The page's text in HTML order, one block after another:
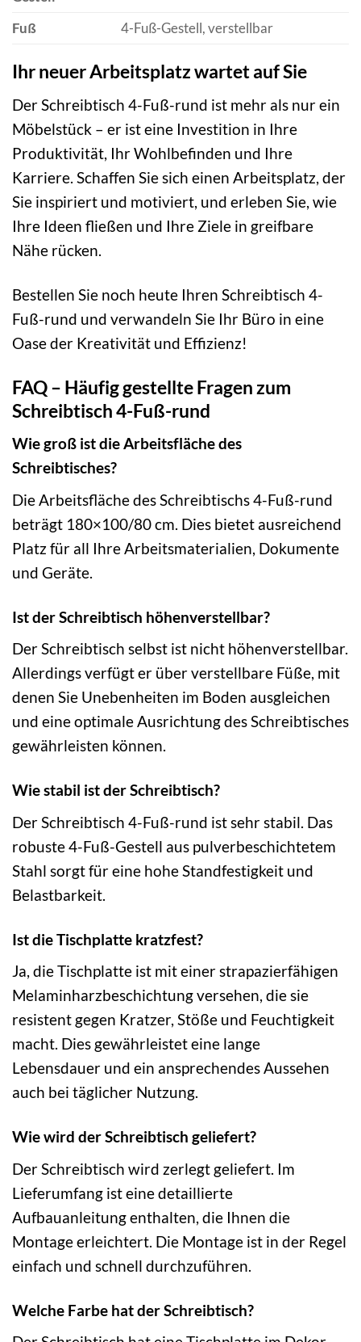
Fuß
4-Fuß-Gestell, verstellbar
Ihr neuer Arbeitsplatz wartet auf Sie
Der Schreibtisch 4-Fuß-rund ist mehr als nur ein
Möbelstück – er ist eine Investition in Ihre
Produktivität, Ihr Wohlbefinden und Ihre
Karriere. Schaffen Sie sich einen Arbeitsplatz, der
Sie inspiriert und motiviert, und erleben Sie, wie
Ihre Ideen fließen und Ihre Ziele in greifbare
Nähe rücken.
Bestellen Sie noch heute Ihren Schreibtisch 4-
Fuß-rund und verwandeln Sie Ihr Büro in eine
Oase der Kreativität und Effizienz!
FAQ – Häufig gestellte Fragen zum
Schreibtisch 4-Fuß-rund
Wie groß ist die Arbeitsfläche des
Schreibtisches?
Die Arbeitsfläche des Schreibtischs 4-Fuß-rund
beträgt 180×100/80 cm. Dies bietet ausreichend
Platz für all Ihre Arbeitsmaterialien, Dokumente
und Geräte.
Ist der Schreibtisch höhenverstellbar?
Der Schreibtisch selbst ist nicht höhenverstellbar.
Allerdings verfügt er über verstellbare Füße, mit
denen Sie Unebenheiten im Boden ausgleichen
und eine optimale Ausrichtung des Schreibtisches
gewährleisten können.
Wie stabil ist der Schreibtisch?
Der Schreibtisch 4-Fuß-rund ist sehr stabil. Das
robuste 4-Fuß-Gestell aus pulverbeschichtetem
Stahl sorgt für eine hohe Standfestigkeit und
Belastbarkeit.
Ist die Tischplatte kratzfest?
Ja, die Tischplatte ist mit einer strapazierfähigen
Melaminharzbeschichtung versehen, die sie
resistent gegen Kratzer, Stöße und Feuchtigkeit
macht. Dies gewährleistet eine lange
Lebensdauer und ein ansprechendes Aussehen
auch bei täglicher Nutzung.
Wie wird der Schreibtisch geliefert?
Der Schreibtisch wird zerlegt geliefert. Im
Lieferumfang ist eine detaillierte
Aufbauanleitung enthalten, die Ihnen die
Montage erleichtert. Die Montage ist in der Regel
einfach und schnell durchzuführen.
Welche Farbe hat der Schreibtisch?